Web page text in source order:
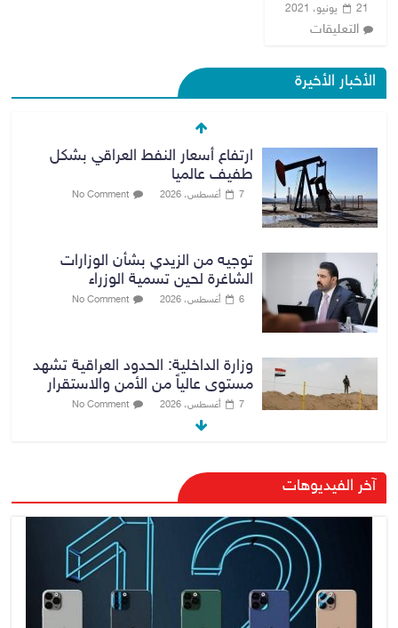
21 يونيو، 2021
التعليقات
الأخبار الأخيرة
ارتفاع أسعار النفط العراقي بشكل
طفيف عالميا
7 أغسطس، 2026 No Comment
توجيه من الزيدي بشأن الوزارات
الشاغرة لحين تسمية الوزراء
6 أغسطس، 2026 No Comment
وزارة الداخلية: الحدود العراقية تشهد
مستوى عالياً من الأمن والاستقرار
7 أغسطس، 2026 No Comment
القضاء الأعلى: القبض على عدد من
موظفي بلدية الناصرية ومعقبين
ضبطت بحوزتهم مستندات وأختام
مزورة
7 أغسطس، 2026 No Comment
محكمة أمريكية تلزم “ميتا” بدفع
567 مليون دولار
آخر الفيديوهات